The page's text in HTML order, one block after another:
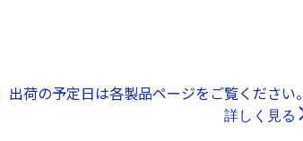
荷の予定日は各製品ページをご覧ください。
詳しく見る